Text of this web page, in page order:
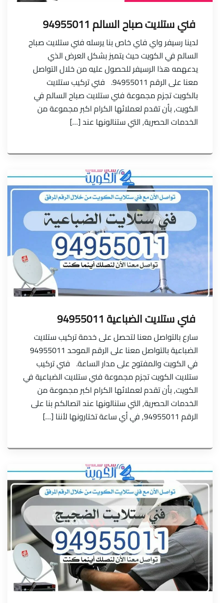
فني ستلايت صباح السالم 94955011
لدينا رسيفر واي فاي خاص بنا يرسله فني ستلايت صباح
السالم في الكويت حيث يتميز بشكل العرض الذي
يدعهمه هذا الرسيفر للحصول عليه من خلال التواصل
معنا على الرقم 94955011. فني تركيب ستلايت
بالكويت تجزم مجموعة فني ستلايت صباح السالم في
الكويت, بأن تقدم لعملائها الكرام اكبر مجموعة من
الخدمات الحصرية, التي ستنالونها عند […]
فني ستلايت الضباعية 94955011
سارع بالتواصل معنا لتحصل على خدمة تركيب ستلايت
الضباعية بالتواصل معنا على الرقم الموحد 94955011
في الكويت والمفتوح على مدار الساعة. فني تركيب
ستلايت الكويت تجزم مجموعة فني ستلايت الضباعية في
الكويت, بأن تقدم لعملائها الكرام اكبر مجموعة من
الخدمات الحصرية, التي ستنالونها عند اتصالكم بنا على
الرقم 94955011, في أي ساعة تختارونها لأننا […]